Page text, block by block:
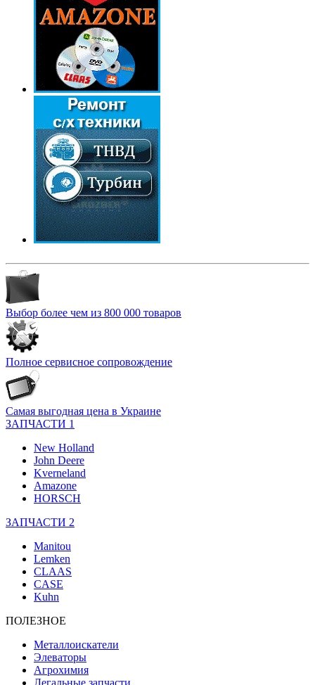
Выбор более чем из 800 000 товаров
Полное сервисное сопровождение
Самая выгодная цена в Украине
ЗАПЧАСТИ 1
New Holland
John Deere
Kverneland
Amazone
HORSCH
ЗАПЧАСТИ 2
Manitou
Lemken
CLAAS
CASE
Kuhn
ПОЛЕЗНОЕ
Металлоискатели
Элеваторы
Агрохимия
Легальные запчасти